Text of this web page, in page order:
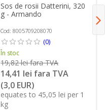
Sos de rosii Datterini, 320
g - Armando
Cod: 8005709208070
(0)
În stoc
19,82 lei fara TVA
14,41 lei fara TVA
(3,0 EUR)
equates to 45,05 lei per 1
kg